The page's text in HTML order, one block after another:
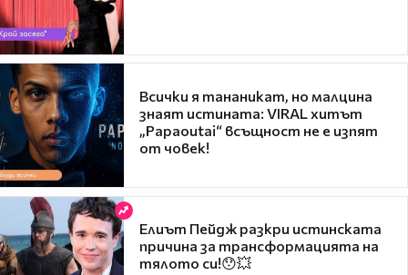
Всички я тананикат, но малцина
знаят истината: VIRAL хитът
„Papaoutai“ всъщност не е изпят
от човек!
Елиът Пейдж разкри истинската
причина за трансформацията на
тялото си!😯💥